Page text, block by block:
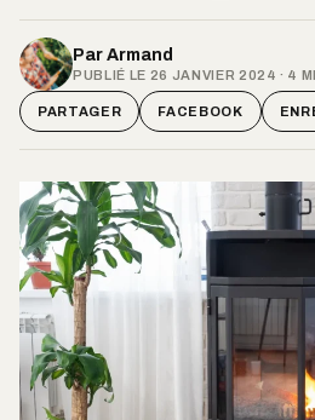
Par Armand
PUBLIÉ LE 26 JANVIER 2024 · 4
PARTAGER FACEBOOK